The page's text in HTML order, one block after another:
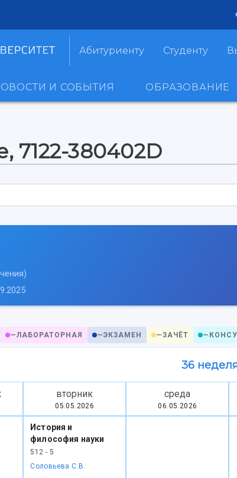
Абитуриенту Студенту
И СОБЫТИЯ ОБРАЗОВАНИЕ
7122-380402D
—ЛАБОРАТОРНАЯ —ЭКЗАМЕН —ЗАЧЁТ —
36
вторник
05.05.2026
среда
06.05.2026
История и
философия науки
512 - 5
Соловьева С.В.